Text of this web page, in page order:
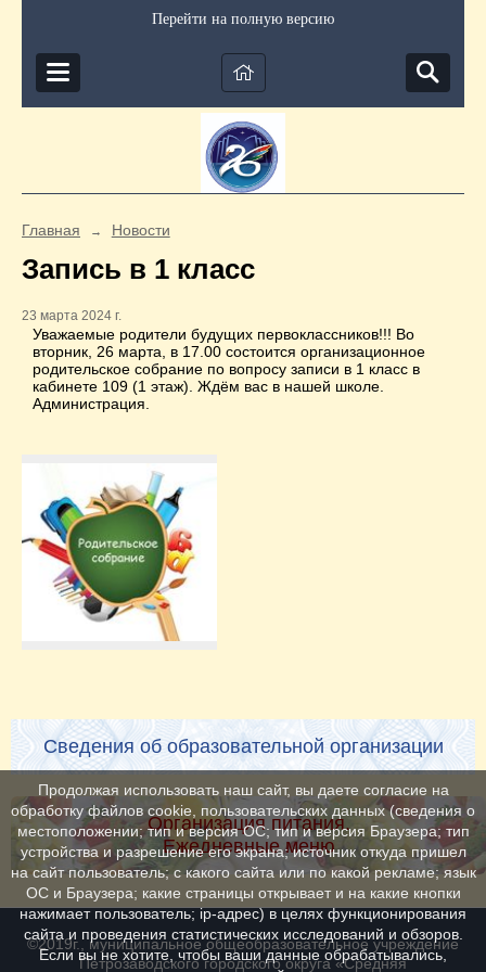
Перейти на полную версию
Главная → Новости
Запись в 1 класс
23 марта 2024 г.
Уважаемые родители будущих первоклассников!!! Во
вторник, 26 марта, в 17.00 состоится организационное
родительское собрание по вопросу записи в 1 класс в
кабинете 109 (1 этаж). Ждём вас в нашей школе.
Администрация.
Сведения об образовательной организации
Организация питания.
Ежедневные меню
©2019г., муниципальное общеобразовательное учреждение
Петрозаводского городского округа «Средняя
Продолжая использовать наш сайт, вы даете согласие на
обработку файлов cookie, пользовательских данных (сведения о
местоположении; тип и версия ОС; тип и версия Браузера; тип
устройства и разрешение его экрана; источник откуда пришел
на сайт пользователь; с какого сайта или по какой рекламе; язык
ОС и Браузера; какие страницы открывает и на какие кнопки
нажимает пользователь; ip-адрес) в целях функционирования
сайта и проведения статистических исследований и обзоров.
Если вы не хотите, чтобы ваши данные обрабатывались,